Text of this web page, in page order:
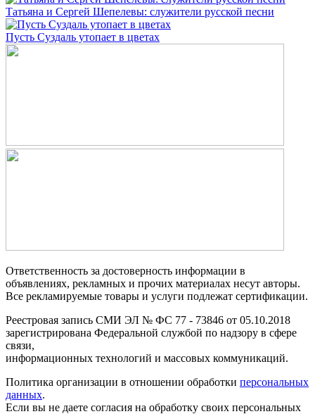
Татьяна и Сергей Шепелевы: служители русской песни
Пусть Суздаль утопает в цветах
Ответственность за достоверность информации в
объявлениях, рекламных и прочих материалах несут авторы.
Все рекламируемые товары и услуги подлежат сертификации.
Реестровая запись СМИ ЭЛ № ФС 77 - 73846 от 05.10.2018
зарегистрирована Федеральной службой по надзору в сфере
связи,
информационных технологий и массовых коммуникаций.
Политика организации в отношении обработки персональных
данных.
Если вы не даете согласия на обработку своих персональных